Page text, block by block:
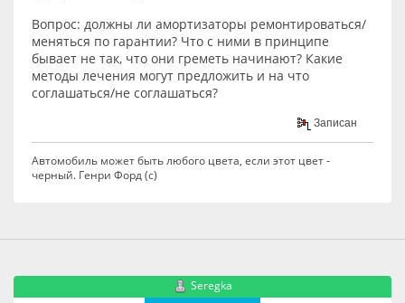
Вопрос: должны ли амортизаторы ремонтироваться/
меняться по гарантии? Что с ними в принципе
бывает не так, что они греметь начинают? Какие
методы лечения могут предложить и на что
соглашаться/не соглашаться?
Записан
Автомобиль может быть любого цвета, если этот цвет -
черный. Генри Форд (с)
Seregka